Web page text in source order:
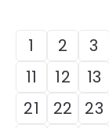
1 2 3
11
12 13
21
22 23